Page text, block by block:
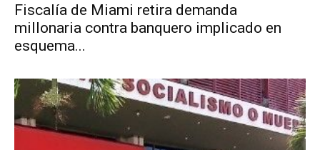
Fiscalía de Miami retira demanda
millonaria contra banquero implicado en
esquema...